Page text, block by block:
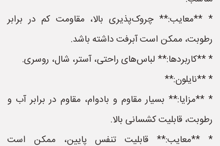
* **معایب:** چروک‌پذیری بالا، مقاومت کم در برابر
رطوبت، ممکن است آبرفت داشته باشد.
* **کاربردها:** لباس‌های راحتی، آستر، شال، روسری.
* **نایلون:**
* **مزایا:** بسیار مقاوم و بادوام، مقاوم در برابر آب و
رطوبت، قابلیت کشسانی بالا.
* **معایب:** قابلیت تنفس پایین، ممکن است